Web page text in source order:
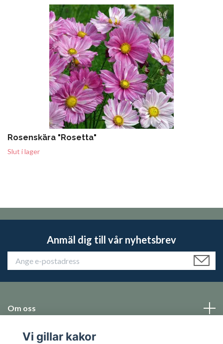
Rosenskära "Rosetta"
Slut i lager
Anmäl dig till vår nyhetsbrev
Om oss
Emballage
Vi gillar kakor